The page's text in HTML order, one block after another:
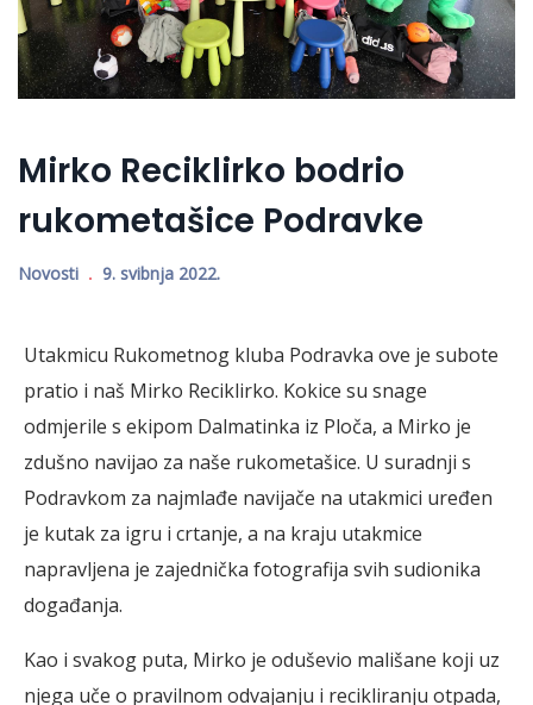
Mirko Reciklirko bodrio
rukometašice Podravke
Novosti 9. svibnja 2022.
Utakmicu Rukometnog kluba Podravka ove je subote
pratio i naš Mirko Reciklirko. Kokice su snage
odmjerile s ekipom Dalmatinka iz Ploča, a Mirko je
zdušno navijao za naše rukometašice. U suradnji s
Podravkom za najmlađe navijače na utakmici uređen
je kutak za igru i crtanje, a na kraju utakmice
napravljena je zajednička fotografija svih sudionika
događanja.
Kao i svakog puta, Mirko je oduševio mališane koji uz
njega uče o pravilnom odvajanju i recikliranju otpada,